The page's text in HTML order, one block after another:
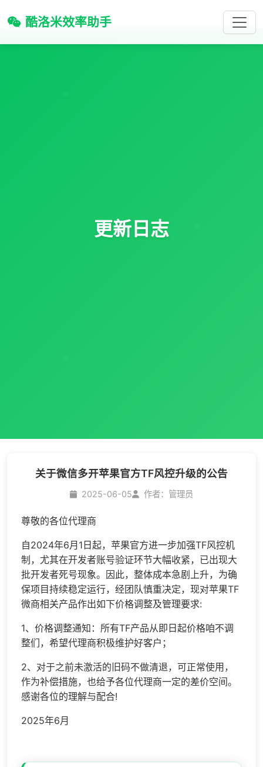
酷洛米效率助手
更新日志
关于微信多开苹果官方TF风控升级的公告
2025-06-05 作者：管理员
尊敬的各位代理商
自2024年6月1日起，苹果官方进一步加强TF风控机
制，尤其在开发者账号验证环节大幅收紧，已出现大
批开发者死号现象。因此，整体成本急剧上升，为确
保项目持续稳定运行，经团队慎重决定，现对苹果TF
微商相关产品作出如下价格调整及管理要求:
1、价格调整通知：所有TF产品从即日起价格咱不调
整们，希望代理商积极维护好客户；
2、对于之前未激活的旧码不做清退，可正常使用，
作为补偿措施，也给予各位代理商一定的差价空间。
感谢各位的理解与配合!
2025年6月